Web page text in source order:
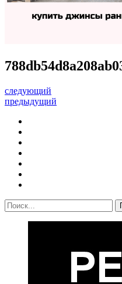
следующий
предыдущий